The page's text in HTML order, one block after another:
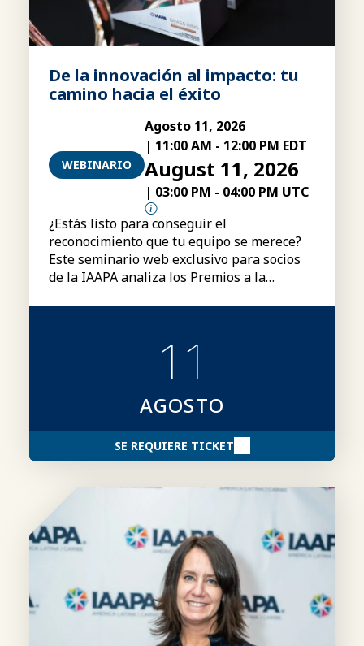
De la innovación al impacto: tu
camino hacia el éxito
WEBINARIO
Agosto 11, 2026
| 11:00 AM - 12:00 PM EDT
August 11, 2026
| 03:00 PM - 04:00 PM UTC
¿Estás listo para conseguir el
reconocimiento que tu equipo se merece?
Este seminario web exclusivo para socios
de la IAAPA analiza los Premios a la
de candidaturas y consejos para elaborar
11
AGOSTO
SE REQUIERE TICKET